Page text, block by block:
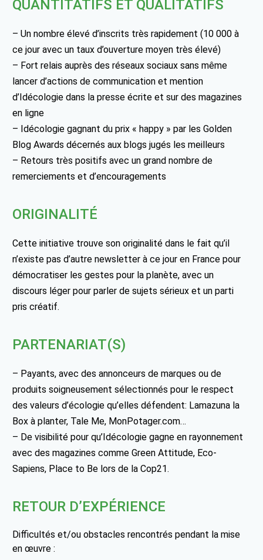
QUANTITATIFS ET QUALITATIFS
– Un nombre élevé d’inscrits très rapidement (10 000 à
ce jour avec un taux d’ouverture moyen très élevé)
– Fort relais auprès des réseaux sociaux sans même
lancer d’actions de communication et mention
d’Idécologie dans la presse écrite et sur des magazines
en ligne
– Idécologie gagnant du prix « happy » par les Golden
Blog Awards décernés aux blogs jugés les meilleurs
– Retours très positifs avec un grand nombre de
remerciements et d’encouragements
ORIGINALITÉ
Cette initiative trouve son originalité dans le fait qu’il
n’existe pas d’autre newsletter à ce jour en France pour
démocratiser les gestes pour la planète, avec un
discours léger pour parler de sujets sérieux et un parti
pris créatif.
PARTENARIAT(S)
– Payants, avec des annonceurs de marques ou de
produits soigneusement sélectionnés pour le respect
des valeurs d’écologie qu’elles défendent: Lamazuna la
Box à planter, Tale Me, MonPotager.com…
– De visibilité pour qu’Idécologie gagne en rayonnement
avec des magazines comme Green Attitude, Eco-
Sapiens, Place to Be lors de la Cop21.
RETOUR D’EXPÉRIENCE
Difficultés et/ou obstacles rencontrés pendant la mise
en œuvre :